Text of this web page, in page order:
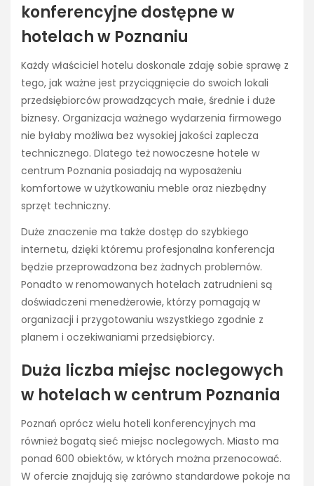
konferencyjne dostępne w
hotelach w Poznaniu
Każdy właściciel hotelu doskonale zdaję sobie sprawę z
tego, jak ważne jest przyciągnięcie do swoich lokali
przedsiębiorców prowadzących małe, średnie i duże
biznesy. Organizacja ważnego wydarzenia firmowego
nie byłaby możliwa bez wysokiej jakości zaplecza
technicznego. Dlatego też nowoczesne hotele w
centrum Poznania posiadają na wyposażeniu
komfortowe w użytkowaniu meble oraz niezbędny
sprzęt techniczny.
Duże znaczenie ma także dostęp do szybkiego
internetu, dzięki któremu profesjonalna konferencja
będzie przeprowadzona bez żadnych problemów.
Ponadto w renomowanych hotelach zatrudnieni są
doświadczeni menedżerowie, którzy pomagają w
organizacji i przygotowaniu wszystkiego zgodnie z
planem i oczekiwaniami przedsiębiorcy.
Duża liczba miejsc noclegowych
w hotelach w centrum Poznania
Poznań oprócz wielu hoteli konferencyjnych ma
również bogatą sieć miejsc noclegowych. Miasto ma
ponad 600 obiektów, w których można przenocować.
W ofercie znajdują się zarówno standardowe pokoje na